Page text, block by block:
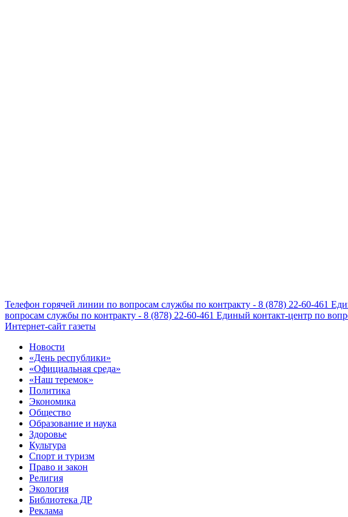
Телефон горячей линии по вопросам службы по контракту - 8 (878) 22-60-461
вопросам службы по контракту - 8 (878) 22-60-461 Единый контакт-центр по
Интернет-сайт газеты
Новости
«День республики»
«Официальная среда»
«Наш теремок»
Политика
Экономика
Общество
Образование и наука
Здоровье
Культура
Спорт и туризм
Право и закон
Религия
Экология
Библиотека ДР
Реклама